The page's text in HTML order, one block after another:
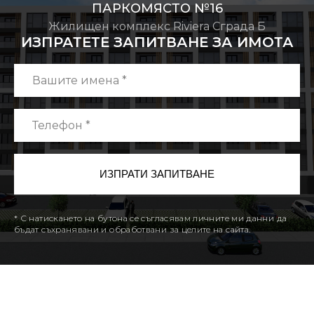
ПАРКОМЯСТО №16
Жилищен комплекс Riviera Сграда Б
ИЗПРАТЕТЕ ЗАПИТВАНЕ ЗА ИМОТА
* С натискането на бутона се съгласявам личните ми данни да
бъдат съхранявани и обработвани за целите на сайта.